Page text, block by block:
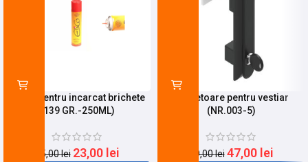
Spray pentru incarcat brichete
(139 GR.-250ML)
25,00lei 23,00 lei
Incuietoare pentru vestiar
(NR.003-5)
59,00lei 47,00 lei